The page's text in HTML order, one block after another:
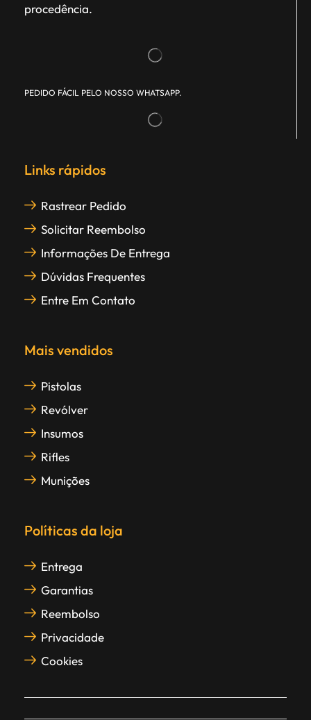
procedência.
PEDIDO FÁCIL PELO NOSSO WHATSAPP.
Links rápidos
Rastrear Pedido
Solicitar Reembolso
Informações De Entrega
Dúvidas Frequentes
Entre Em Contato
Mais vendidos
Pistolas
Revólver
Insumos
Rifles
Munições
Políticas da loja
Entrega
Garantias
Reembolso
Privacidade
Cookies